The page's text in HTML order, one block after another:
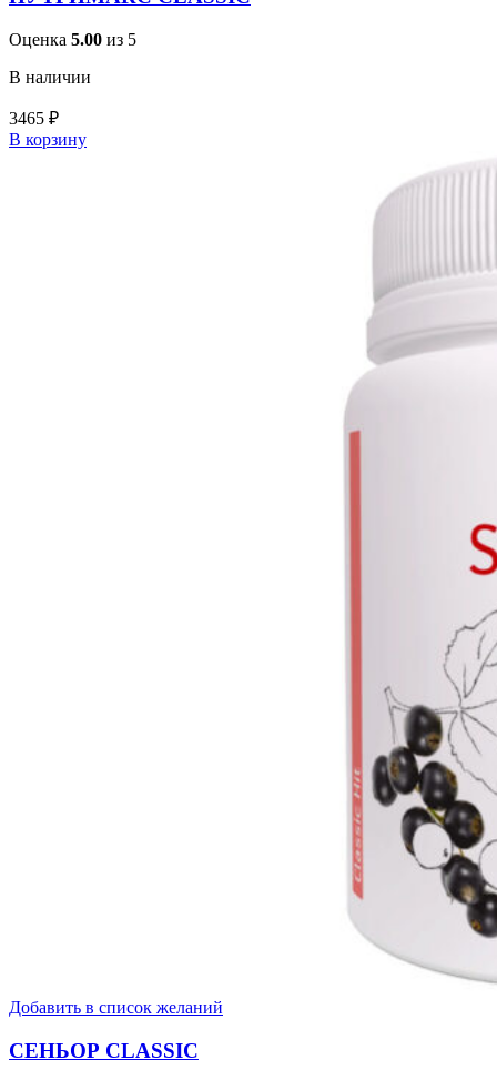
Оценка 5.00 из 5
В наличии
3465 ₽
В корзину
Добавить в список желаний
СЕНЬОР CLASSIC